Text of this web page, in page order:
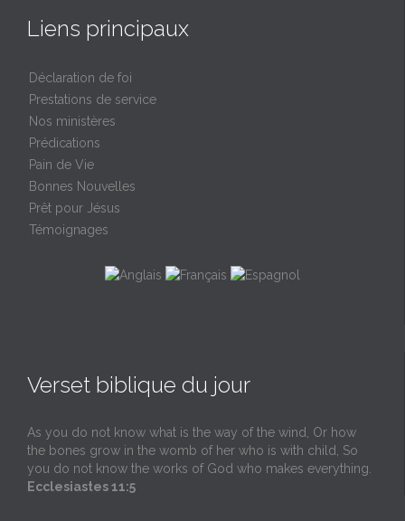
Liens principaux
Déclaration de foi
Prestations de service
Nos ministères
Prédications
Pain de Vie
Bonnes Nouvelles
Prêt pour Jésus
Témoignages
Verset biblique du jour
As you do not know what is the way of the wind, Or how
the bones grow in the womb of her who is with child, So
you do not know the works of God who makes everything.
Ecclesiastes 11:5